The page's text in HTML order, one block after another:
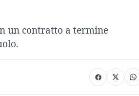
un contratto a termine